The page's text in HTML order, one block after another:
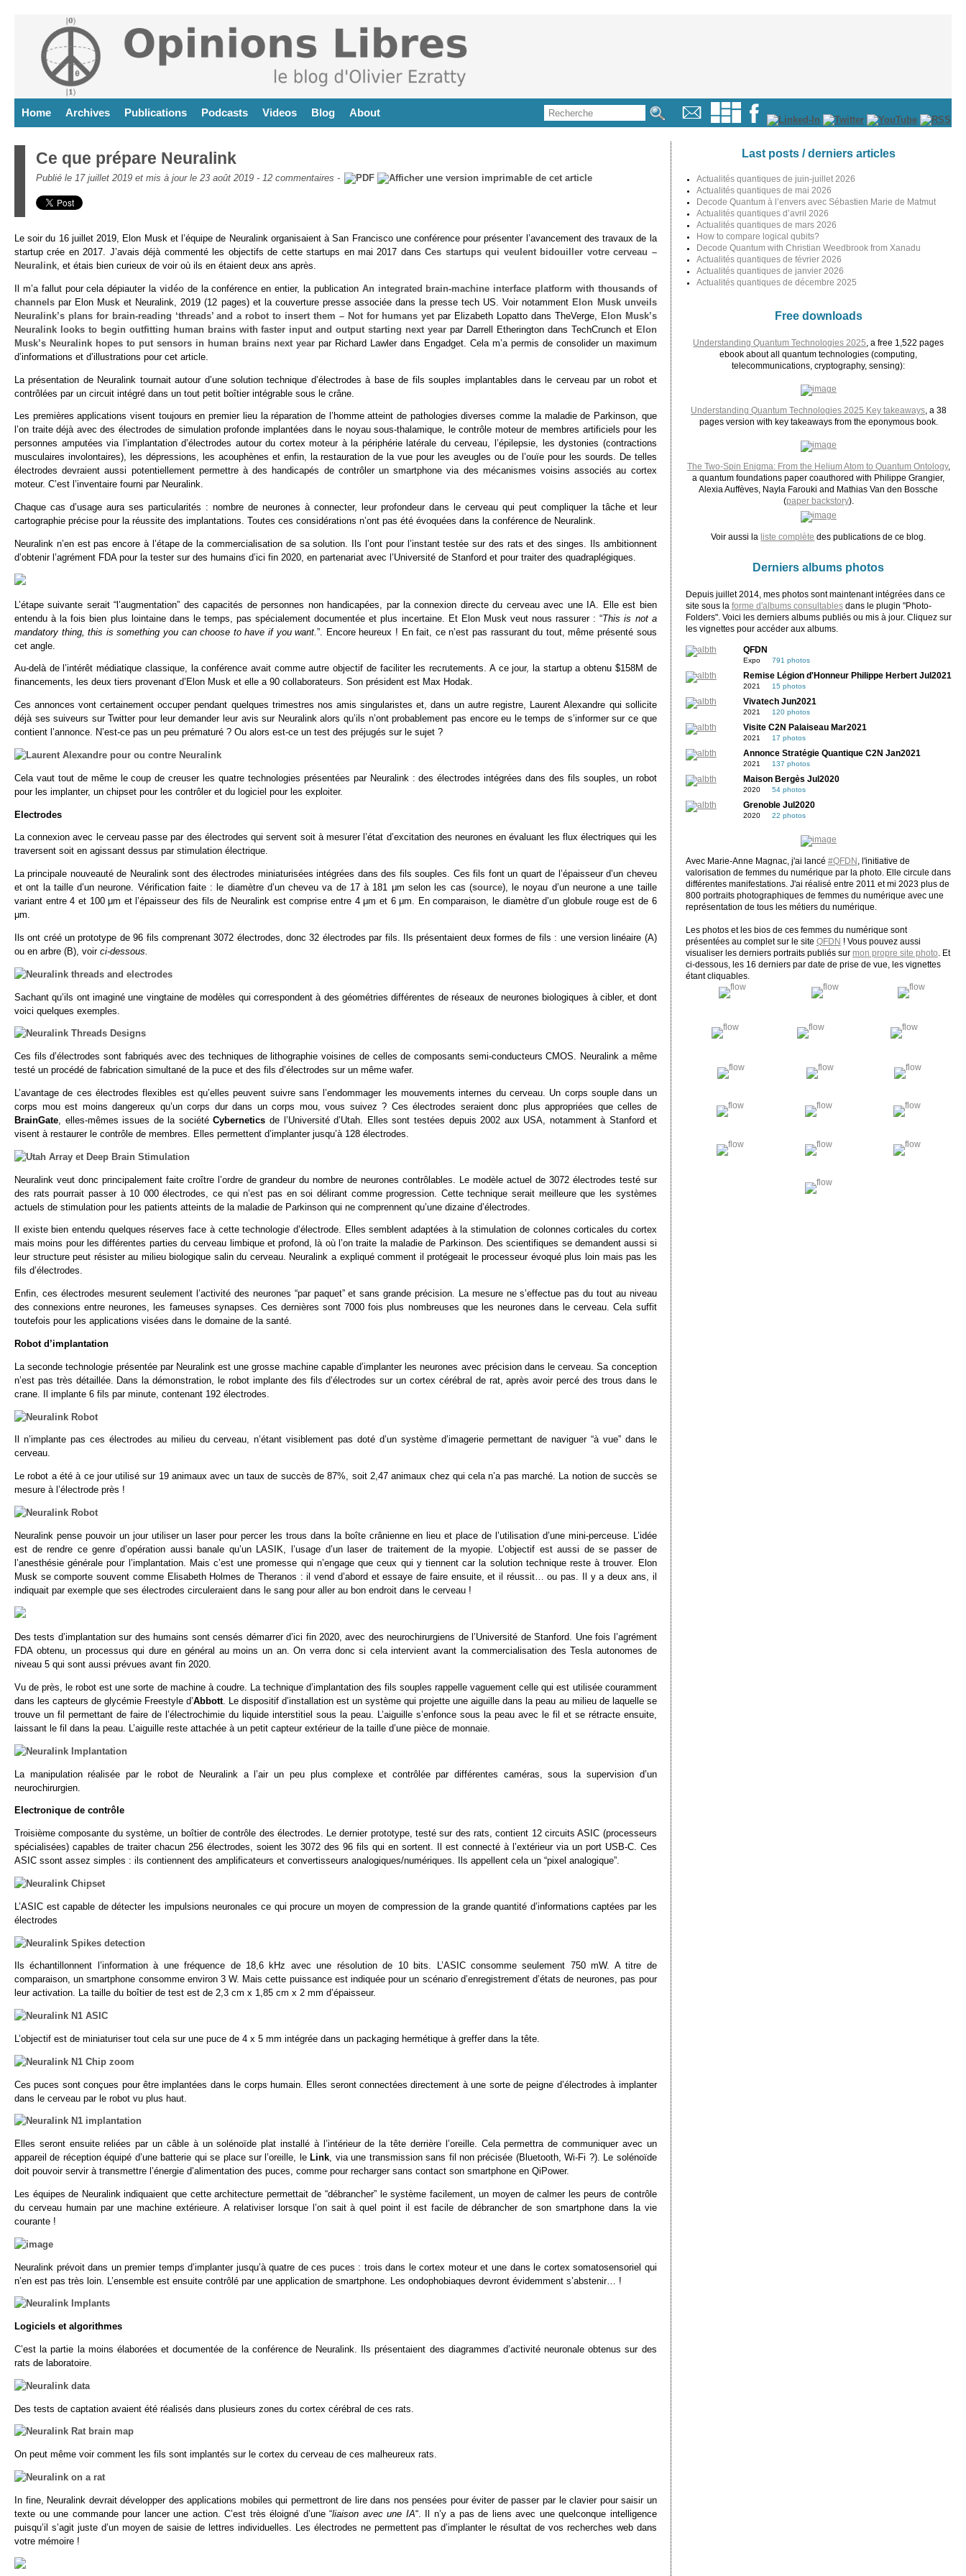
Home Archives Publications Podcasts Videos Blog About
Ce que prépare Neuralink
Publié le 17 juillet 2019 et mis à jour le 23 août 2019 - 12 commentaires -
Le soir du 16 juillet 2019, Elon Musk et l’équipe de Neuralink organisaient à San Francisco une conférence pour présenter l’avancement des travaux de la
startup crée en 2017. J’avais déjà commenté les objectifs de cette startups en mai 2017 dansCes startups qui veulent bidouiller votre cerveau –
Neuralink, et étais bien curieux de voir où ils en étaient deux ans après.
Il m’a fallut pour cela dépiauter la vidéode la conférence en entier, la publication An integrated brain-machine interface platform with thousands of
channels par Elon Musk et Neuralink, 2019 (12 pages) et la couverture presse associée dans la presse tech US. Voir notamment Elon Musk unveils
Neuralink’s plans for brain-reading ‘threads’ and a robot to insert them – Not for humans yet par Elizabeth Lopatto dans TheVerge,
Elon Musk’s
Neuralink looks to begin outfitting human brains with faster input and output starting next year par Darrell Etherington dans TechCrunch et Elon
Musk’s Neuralink hopes to put sensors in human brains next yearpar Richard Lawler dans Engadget. Cela m’a permis de consolider un maximum
d’informations et d’illustrations pour cet article.
La présentation de Neuralink tournait autour d’une solution technique d’électrodes à base de fils souples implantables dans le cerveau par un robot et
contrôlées par un circuit intégré dans un tout petit boîtier intégrable sous le crâne.
Les premières applications visent toujours en premier lieu la réparation de l’homme atteint de pathologies diverses comme la maladie de Parkinson, que
l’on traite déjà avec des électrodes de simulation profonde implantées dans le noyau sous-thalamique, le contrôle moteur de membres artificiels pour les
personnes amputées via l’implantation d’électrodes autour du cortex moteur à la périphérie latérale du cerveau, l’épilepsie, les dystonies (contractions
musculaires involontaires), les dépressions, les acouphènes et enfin, la restauration de la vue pour les aveugles ou de l’ouïe pour les sourds. De telles
électrodes devraient aussi potentiellement permettre à des handicapés de contrôler un smartphone via des mécanismes voisins associés au cortex
moteur. C’est l’inventaire fourni par Neuralink.
Chaque cas d’usage aura ses particularités : nombre de neurones à connecter, leur profondeur dans le cerveau qui peut compliquer la tâche et leur
cartographie précise pour la réussite des implantations. Toutes ces considérations n’ont pas été évoquées dans la conférence de Neuralink.
Neuralink n’en est pas encore à l’étape de la commercialisation de sa solution. Ils l’ont pour l’instant testée sur des rats et des singes. Ils ambitionnent
d’obtenir l’agrément FDA pour la tester sur des humains d’ici fin 2020, en partenariat avec l’Université de Stanford et pour traiter des quadraplégiques.
L’étape suivante serait “l’augmentation” des capacités de personnes non handicapées, par la connexion directe du cerveau avec une IA. Elle est bien
entendu à la fois bien plus lointaine dans le temps, pas spécialement documentée et plus incertaine. Et Elon Musk veut nous rassurer : “This is not a
mandatory thing, this is something you can choose to have if you want.”. Encore heureux ! En fait, ce n’est pas rassurant du tout, même présenté sous
cet angle.
Au-delà de l’intérêt médiatique classique, la conférence avait comme autre objectif de faciliter les recrutements. A ce jour, la startup a obtenu $158M de
financements, les deux tiers provenant d’Elon Musk et elle a 90 collaborateurs. Son président est Max Hodak.
Ces annonces vont certainement occuper pendant quelques trimestres nos amis singularistes et, dans un autre registre, Laurent Alexandre qui sollicite
déjà ses suiveurs sur Twitter pour leur demander leur avis sur Neuralink alors qu’ils n’ont probablement pas encore eu le temps de s’informer sur ce que
contient l’annonce. N’est-ce pas un peu prématuré ? Ou alors est-ce un test des préjugés sur le sujet ?
Cela vaut tout de même le coup de creuser les quatre technologies présentées par Neuralink : des électrodes intégrées dans des fils souples, un robot
pour les implanter, un chipset pour les contrôler et du logiciel pour les exploiter.
Electrodes
La connexion avec le cerveau passe par des électrodes qui servent soit à mesurer l’état d’excitation des neurones en évaluant les flux électriques qui les
traversent soit en agissant dessus par stimulation électrique.
La principale nouveauté de Neuralink sont des électrodes miniaturisées intégrées dans des fils souples. Ces fils font un quart de l’épaisseur d’un cheveu
et ont la taille d’un neurone. Vérification faite : le diamètre d’un cheveu va de 17 à 181 μm selon les cas (source), le noyau d’un neurone a une taille
variant entre 4 et 100 μm et l’épaisseur des fils de Neuralink est comprise entre 4 μm et 6 μm. En comparaison, le diamètre d’un globule rouge est de 6
μm.
Ils ont créé un prototype de 96 fils comprenant 3072 électrodes, donc 32 électrodes par fils. Ils présentaient deux formes de fils : une version linéaire (A)
ou en arbre (B), voir ci-dessous.
Sachant qu’ils ont imaginé une vingtaine de modèles qui correspondent à des géométries différentes de réseaux de neurones biologiques à cibler, et dont
voici quelques exemples.
Ces fils d’électrodes sont fabriqués avec des techniques de lithographie voisines de celles de composants semi-conducteurs CMOS. Neuralink a même
testé un procédé de fabrication simultané de la puce et des fils d’électrodes sur un même wafer.
L’avantage de ces électrodes flexibles est qu’elles peuvent suivre sans l’endommager les mouvements internes du cerveau. Un corps souple dans un
corps mou est moins dangereux qu’un corps dur dans un corps mou, vous suivez ? Ces électrodes seraient donc plus appropriées que celles de
BrainGate , elles-mêmes issues de la sociétéCybernetics de l’Université d’Utah. Elles sont testées depuis 2002 aux USA, notamment à Stanford et
visent à restaurer le contrôle de membres. Elles permettent d’implanter jusqu’à 128 électrodes.
Neuralink veut donc principalement faite croître l’ordre de grandeur du nombre de neurones contrôlables. Le modèle actuel de 3072 électrodes testé sur
des rats pourrait passer à 10 000 électrodes, ce qui n’est pas en soi délirant comme progression. Cette technique serait meilleure que les systèmes
actuels de stimulation pour les patients atteints de la maladie de Parkinson qui ne comprennent qu’une dizaine d’électrodes.
Il existe bien entendu quelques réserves face à cette technologie d’électrode. Elles semblent adaptées à la stimulation de colonnes corticales du cortex
mais moins pour les différentes parties du cerveau limbique et profond, là où l’on traite la maladie de Parkinson. Des scientifiques se demandent aussi si
leur structure peut résister au milieu biologique salin du cerveau. Neuralink a expliqué comment il protégeait le processeur évoqué plus loin mais pas les
fils d’électrodes.
Enfin, ces électrodes mesurent seulement l’activité des neurones “par paquet” et sans grande précision. La mesure ne s’effectue pas du tout au niveau
des connexions entre neurones, les fameuses synapses. Ces dernières sont 7000 fois plus nombreuses que les neurones dans le cerveau. Cela suffit
toutefois pour les applications visées dans le domaine de la santé.
Robot d’implantation
La seconde technologie présentée par Neuralink est une grosse machine capable d’implanter les neurones avec précision dans le cerveau. Sa conception
n’est pas très détaillée. Dans la démonstration, le robot implante des fils d’électrodes sur un cortex cérébral de rat, après avoir percé des trous dans le
crane. Il implante 6 fils par minute, contenant 192 électrodes.
Il n’implante pas ces électrodes au milieu du cerveau, n’étant visiblement pas doté d’un système d’imagerie permettant de naviguer “à vue” dans le
cerveau.
Le robot a été à ce jour utilisé sur 19 animaux avec un taux de succès de 87%, soit 2,47 animaux chez qui cela n’a pas marché. La notion de succès se
mesure à l’électrode près !
Neuralink pense pouvoir un jour utiliser un laser pour percer les trous dans la boîte crânienne en lieu et place de l’utilisation d’une mini-perceuse. L’idée
est de rendre ce genre d’opération aussi banale qu’un LASIK, l’usage d’un laser de traitement de la myopie. L’objectif est aussi de se passer de
l’anesthésie générale pour l’implantation. Mais c’est une promesse qui n’engage que ceux qui y tiennent car la solution technique reste à trouver. Elon
Musk se comporte souvent comme Elisabeth Holmes de Theranos : il vend d’abord et essaye de faire ensuite, et il réussit… ou pas. Il y a deux ans, il
indiquait par exemple que ses électrodes circuleraient dans le sang pour aller au bon endroit dans le cerveau !
Des tests d’implantation sur des humains sont censés démarrer d’ici fin 2020, avec des neurochirurgiens de l’Université de Stanford. Une fois l’agrément
FDA obtenu, un processus qui dure en général au moins un an. On verra donc si cela intervient avant la commercialisation des Tesla autonomes de
niveau 5 qui sont aussi prévues avant fin 2020.
Vu de près, le robot est une sorte de machine à coudre. La technique d’implantation des fils souples rappelle vaguement celle qui est utilisée couramment
dans les capteurs de glycémie Freestyle d’Abbott. Le dispositif d’installation est un système qui projette une aiguille dans la peau au milieu de laquelle se
trouve un fil permettant de faire de l’électrochimie du liquide interstitiel sous la peau. L’aiguille s’enfonce sous la peau avec le fil et se rétracte ensuite,
laissant le fil dans la peau. L’aiguille reste attachée à un petit capteur extérieur de la taille d’une pièce de monnaie.
La manipulation réalisée par le robot de Neuralink a l’air un peu plus complexe et contrôlée par différentes caméras, sous la supervision d’un
neurochirurgien.
Electronique de contrôle
Troisième composante du système, un boîtier de contrôle des électrodes. Le dernier prototype, testé sur des rats, contient 12 circuits ASIC (processeurs
spécialisées) capables de traiter chacun 256 électrodes, soient les 3072 des 96 fils qui en sortent. Il est connecté à l’extérieur via un port USB-C. Ces
ASIC ssont assez simples : ils contiennent des amplificateurs et convertisseurs analogiques/numériques. Ils appellent cela un “pixel analogique”.
L’ASIC est capable de détecter les impulsions neuronales ce qui procure un moyen de compression de la grande quantité d’informations captées par les
électrodes
Ils échantillonnent l’information à une fréquence de 18,6 kHz avec une résolution de 10 bits. L’ASIC consomme seulement 750 mW. A titre de
comparaison, un smartphone consomme environ 3 W. Mais cette puissance est indiquée pour un scénario d’enregistrement d’états de neurones, pas pour
leur activation. La taille du boîtier de test est de 2,3 cm x 1,85 cm x 2 mm d’épaisseur.
L’objectif est de miniaturiser tout cela sur une puce de 4 x 5 mm intégrée dans un packaging hermétique à greffer dans la tête.
Ces puces sont conçues pour être implantées dans le corps humain. Elles seront connectées directement à une sorte de peigne d’électrodes à implanter
dans le cerveau par le robot vu plus haut.
Elles seront ensuite reliées par un câble à un solénoïde plat installé à l’intérieur de la tête derrière l’oreille. Cela permettra de communiquer avec un
appareil de réception équipé d’une batterie qui se place sur l’oreille, le Link, via une transmission sans fil non précisée (Bluetooth, Wi-Fi ?). Le solénoïde
doit pouvoir servir à transmettre l’énergie d’alimentation des puces, comme pour recharger sans contact son smartphone en QiPower.
Les équipes de Neuralink indiquaient que cette architecture permettait de “débrancher” le système facilement, un moyen de calmer les peurs de contrôle
du cerveau humain par une machine extérieure. A relativiser lorsque l’on sait à quel point il est facile de débrancher de son smartphone dans la vie
courante !
Neuralink prévoit dans un premier temps d’implanter jusqu’à quatre de ces puces : trois dans le cortex moteur et une dans le cortex somatosensoriel qui
n’en est pas très loin. L’ensemble est ensuite contrôlé par une application de smartphone. Les ondophobiaques devront évidemment s’abstenir… !
Logiciels et algorithmes
C’est la partie la moins élaborées et documentée de la conférence de Neuralink. Ils présentaient des diagrammes d’activité neuronale obtenus sur des
rats de laboratoire.
Des tests de captation avaient été réalisés dans plusieurs zones du cortex cérébral de ces rats.
On peut même voir comment les fils sont implantés sur le cortex du cerveau de ces malheureux rats.
In fine, Neuralink devrait développer des applications mobiles qui permettront de lire dans nos pensées pour éviter de passer par le clavier pour saisir un
texte ou une commande pour lancer une action. C’est très éloigné d’une “liaison avec une IA“. Il n’y a pas de liens avec une quelconque intelligence
puisqu’il s’agit juste d’un moyen de saisie de lettres individuelles. Les électrodes ne permettent pas d’implanter le résultat de vos recherches web dans
votre mémoire !
Last posts / derniers articles
Actualités quantiques de juin-juillet 2026
Actualités quantiques de mai 2026
Decode Quantum à l’envers avec Sébastien Marie de Matmut
Actualités quantiques d’avril 2026
Actualités quantiques de mars 2026
How to compare logical qubits?
Decode Quantum with Christian Weedbrook from Xanadu
Actualités quantiques de février 2026
Actualités quantiques de janvier 2026
Actualités quantiques de décembre 2025
Free downloads
Understanding Quantum Technologies 2025 , a free 1,522 pages
ebook about all quantum technologies (computing,
telecommunications, cryptography, sensing):
Understanding Quantum Technologies 2025 Key takeaways, a 38
pages version with key takeaways from the eponymous book.
The Two-Spin Enigma: From the Helium Atom to Quantum Ontology,
a quantum foundations paper coauthored with Philippe Grangier,
Alexia Auffèves, Nayla Farouki and Mathias Van den Bossche
(paper backstory).
Voir aussi la liste complète des publications de ce blog.
Derniers albums photos
Depuis juillet 2014, mes photos sont maintenant intégrées dans ce
site sous la forme d'albums consultablesdans le plugin "Photo-
Folders". Voici les derniers albums publiés ou mis à jour. Cliquez sur
les vignettes pour accéder aux albums.
QFDN
Expo 791 photos
Remise Légion d'Honneur Philippe Herbert Jul2021
2021 15 photos
Vivatech Jun2021
2021 120 photos
Visite C2N Palaiseau Mar2021
2021 17 photos
Annonce Stratégie Quantique C2N Jan2021
2021 137 photos
Maison Bergès Jul2020
2020 54 photos
Grenoble Jul2020
2020 22 photos
Avec Marie-Anne Magnac, j'ai lancé #QFDN
, l'initiative de
valorisation de femmes du numérique par la photo. Elle circule dans
différentes manifestations. J'ai réalisé entre 2011 et mi 2023 plus de
800 portraits photographiques de femmes du numérique avec une
représentation de tous les métiers du numérique.
Les photos et les bios de ces femmes du numérique sont
présentées au complet sur le site QFDN ! Vous pouvez aussi
visualiser les derniers portraits publiés sur mon propre site photo . Et
ci-dessous, les 16 derniers par date de prise de vue, les vignettes
étant cliquables.